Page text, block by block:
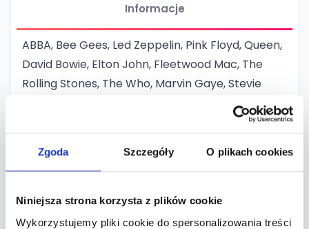
Zgoda Szczegóły O plikach cookies
Niniejsza strona korzysta z plików cookie
Wykorzystujemy pliki cookie do spersonalizowania treści
Informacje
ABBA, Bee Gees, Led Zeppelin, Pink Floyd, Queen,
David Bowie, Elton John, Fleetwood Mac, The
Rolling Stones, The Who, Marvin Gaye, Stevie
Wonder, Donna Summer, Earth, Wind & Fire, The
Jackson 5, The Clash, Sex Pistols, Blondie, Lynyrd
Bon Jovi, Cher, Cyndi Lauper, Culture Club,
Frankie Goes to Hollywood, Genesis, Gloria
Estefan & Miami Sound Machine, INXS, Kate Bush,